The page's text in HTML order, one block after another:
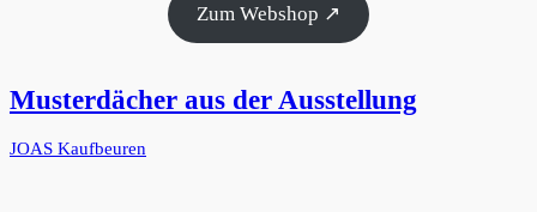
Zum Webshop ↗
Musterdächer aus der Ausstellung
JOAS Kaufbeuren